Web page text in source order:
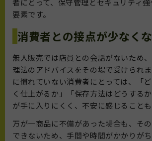
者にとって、保守管理とセキュリティ
要素です。
消費者との接点が少なく
無人販売では店員との会話がないため
理法のアドバイスをその場で受けられ
に慣れていない消費者にとっては、「
く仕上がるか」「保存方法はどうする
が手に入りにくく、不安に感じることも
万が一商品に不備があった場合も、そ
できないため、手間や時間がかかりが